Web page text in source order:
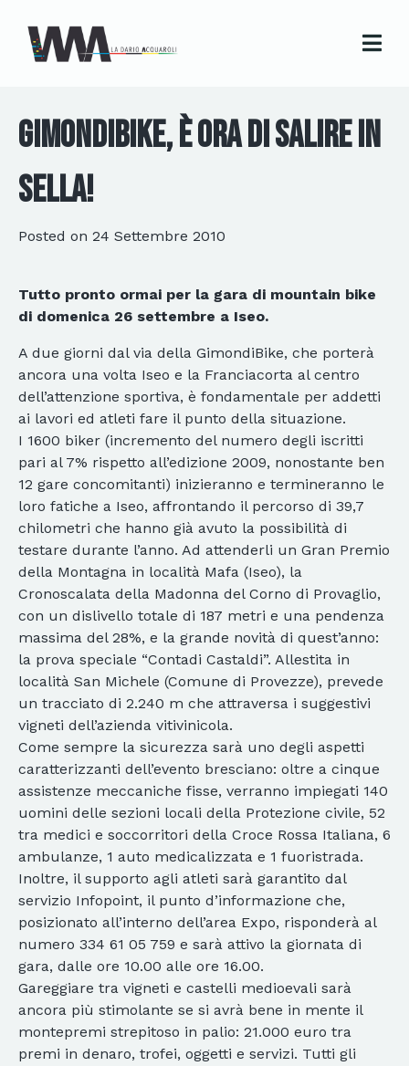
GIMONDIBIKE, È ORA DI SALIRE IN
SELLA!
Posted on 24 Settembre 2010
Tutto pronto ormai per la gara di mountain bike
di domenica 26 settembre a Iseo.
A due giorni dal via della GimondiBike, che porterà
ancora una volta Iseo e la Franciacorta al centro
dell’attenzione sportiva, è fondamentale per addetti
ai lavori ed atleti fare il punto della situazione.
I 1600 biker (incremento del numero degli iscritti
pari al 7% rispetto all’edizione 2009, nonostante ben
12 gare concomitanti) inizieranno e termineranno le
loro fatiche a Iseo, affrontando il percorso di 39,7
chilometri che hanno già avuto la possibilità di
testare durante l’anno. Ad attenderli un Gran Premio
della Montagna in località Mafa (Iseo), la
Cronoscalata della Madonna del Corno di Provaglio,
con un dislivello totale di 187 metri e una pendenza
massima del 28%, e la grande novità di quest’anno:
la prova speciale “Contadi Castaldi”. Allestita in
località San Michele (Comune di Provezze), prevede
un tracciato di 2.240 m che attraversa i suggestivi
vigneti dell’azienda vitivinicola.
Come sempre la sicurezza sarà uno degli aspetti
caratterizzanti dell’evento bresciano: oltre a cinque
assistenze meccaniche fisse, verranno impiegati 140
uomini delle sezioni locali della Protezione civile, 52
tra medici e soccorritori della Croce Rossa Italiana, 6
ambulanze, 1 auto medicalizzata e 1 fuoristrada.
Inoltre, il supporto agli atleti sarà garantito dal
servizio Infopoint, il punto d’informazione che,
posizionato all’interno dell’area Expo, risponderà al
numero 334 61 05 759 e sarà attivo la giornata di
gara, dalle ore 10.00 alle ore 16.00.
Gareggiare tra vigneti e castelli medioevali sarà
ancora più stimolante se si avrà bene in mente il
montepremi strepitoso in palio: 21.000 euro tra
premi in denaro, trofei, oggetti e servizi. Tutti gli